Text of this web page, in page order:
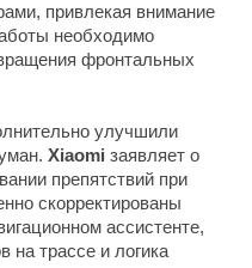
привлекая внимание
необходимо
фронтальных
улучшили
Xiaomi заявляет о
препятствий при
скорректированы
ассистенте,
на трассе и логика